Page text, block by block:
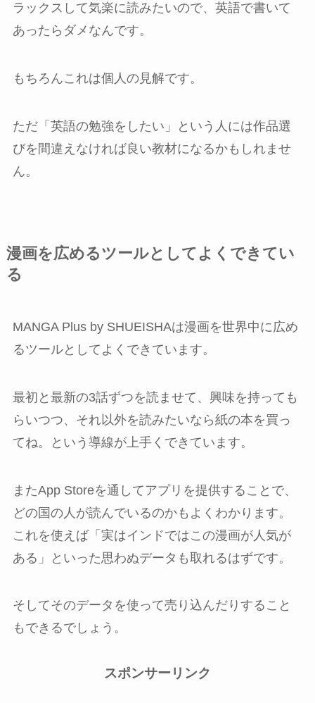
ラックスして気楽に読みたいので、英語で書いて
あったらダメなんです。
もちろんこれは個人の見解です。
ただ「英語の勉強をしたい」という人には作品選
びを間違えなければ良い教材になるかもしれませ
ん。
漫画を広めるツールとしてよくできてい
る
MANGA Plus by SHUEISHAは漫画を世界中に広め
るツールとしてよくできています。
最初と最新の3話ずつを読ませて、興味を持っても
らいつつ、それ以外を読みたいなら紙の本を買っ
てね。という導線が上手くできています。
またApp Storeを通してアプリを提供することで、
どの国の人が読んでいるのかもよくわかります。
これを使えば「実はインドではこの漫画が人気が
ある」といった思わぬデータも取れるはずです。
そしてそのデータを使って売り込んだりすること
もできるでしょう。
スポンサーリンク